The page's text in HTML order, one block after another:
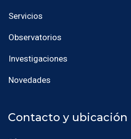
Servicios
Observatorios
Investigaciones
Novedades
Contacto y ubicación